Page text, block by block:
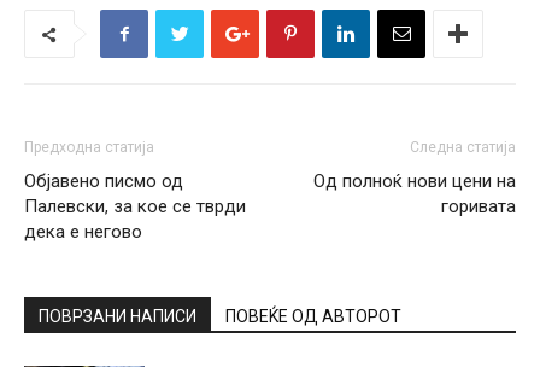
Предходна статија
Објавено писмо од
Палевски, за кое се тврди
дека е негово
Следна статија
Од полноќ нови цени на
горивата
ПОВРЗАНИ НАПИСИ ПОВЕЌЕ ОД АВТОРОТ